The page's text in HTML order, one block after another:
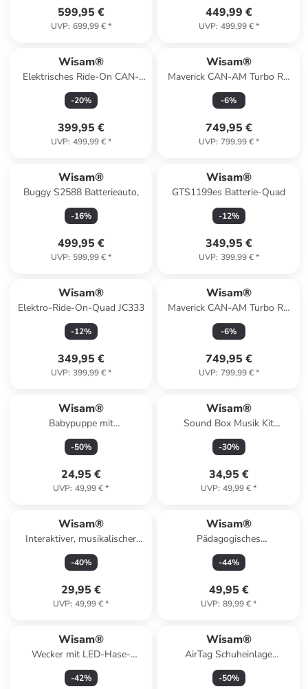
599,95 €
UVP: 699,99 €*
449,99 €
UVP: 499,99 €*
Wisam®
Elektrisches Ride-On CAN-
AM Renegade
-20%
399,95 €
UVP: 499,99 €*
Wisam®
Maverick CAN-AM Turbo RS
STRONG AIRes
-6%
749,95 €
UVP: 799,99 €*
Wisam®
Buggy S2588 Batterieauto,
-16%
499,95 €
UVP: 599,99 €*
Wisam®
GTS1199es Batterie-Quad
-12%
349,95 €
UVP: 399,99 €*
Wisam®
Elektro-Ride-On-Quad JC333
-12%
349,95 €
UVP: 399,99 €*
Wisam®
Maverick CAN-AM Turbo RS
STRONG AIR
Batteriebetriebenes
-6%
749,95 €
UVP: 799,99 €*
Wisam®
Babypuppe mit
Fütterungszubehör, Lätzchen,
Mütze, 28 cm
-50%
24,95 €
UVP: 49,99 €*
Wisam®
Sound Box Musik Kit
Mikrofon Bluetooth
Lautsprecher MP3
-30%
34,95 €
UVP: 49,99 €*
Wisam®
Interaktiver, musikalischer
Lenkradsimulator mit
Projektor
-40%
29,95 €
UVP: 49,99 €*
Wisam®
Pädagogisches
astronomisches Aluminium-
Teleskop mit Stativ
-44%
49,95 €
UVP: 89,99 €*
Wisam®
Wecker mit LED-Hase-
Nachtlicht quadratisch
Alarmfunkion
-42%
Wisam®
AirTag Schuheinlage
Schutzhülle 155-170mm Blau
-50%